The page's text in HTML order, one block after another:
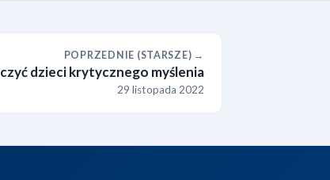
POPRZEDNIE (STARSZE) →
dzieci krytycznego myślenia
29 listopada 2022